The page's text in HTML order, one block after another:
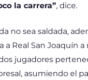
la carrera”, dice.
no sea saldada,
a Real San Joaquín
jugadores
asumiendo el